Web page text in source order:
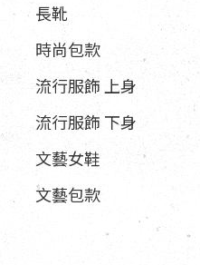
長靴
時尚包款
流行服飾 上身
流行服飾 下身
文藝女鞋
文藝包款